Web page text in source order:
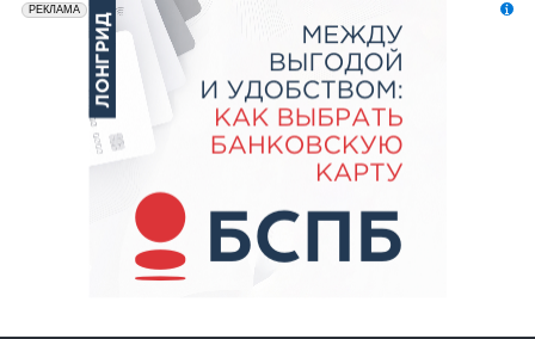
erid: 2VfnxyFybV5
РЕКЛАМА
ПАО "Банк "Санкт-Петербург", ИНН: 7831000027